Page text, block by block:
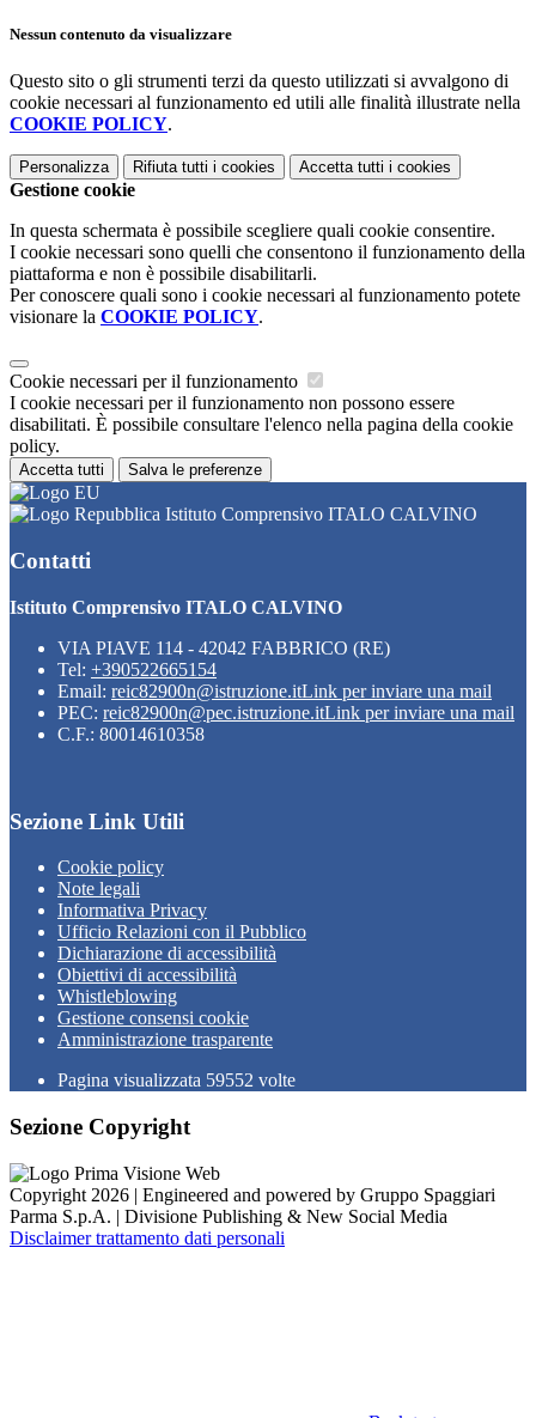
Nessun contenuto da visualizzare
Questo sito o gli strumenti terzi da questo utilizzati si avvalgono di
cookie necessari al funzionamento ed utili alle finalità illustrate nella
COOKIE POLICY.
Personalizza Rifiuta tutti i cookies Accetta tutti i cookies
Gestione cookie
In questa schermata è possibile scegliere quali cookie consentire.
I cookie necessari sono quelli che consentono il funzionamento della
piattaforma e non è possibile disabilitarli.
Per conoscere quali sono i cookie necessari al funzionamento potete
visionare la COOKIE POLICY.
Cookie necessari per il funzionamento
I cookie necessari per il funzionamento non possono essere
disabilitati. È possibile consultare l'elenco nella pagina della cookie
policy.
Accetta tutti Salva le preferenze
Istituto Comprensivo ITALO CALVINO
Contatti
Istituto Comprensivo ITALO CALVINO
VIA PIAVE 114 - 42042 FABBRICO (RE)
Tel: +390522665154
Email: reic82900n@istruzione.itLink per inviare una mail
PEC: reic82900n@pec.istruzione.itLink per inviare una mail
C.F.: 80014610358
Sezione Link Utili
Cookie policy
Note legali
Informativa Privacy
Ufficio Relazioni con il Pubblico
Dichiarazione di accessibilità
Obiettivi di accessibilità
Whistleblowing
Gestione consensi cookie
Amministrazione trasparente
Pagina visualizzata 59552 volte
Sezione Copyright
Copyright 2026 | Engineered and powered by Gruppo Spaggiari
Parma S.p.A. | Divisione Publishing & New Social Media
Disclaimer trattamento dati personali